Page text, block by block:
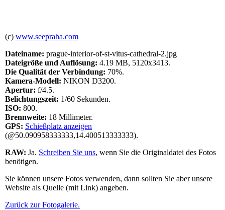
(c) www.seepraha.com
Dateiname: prague-interior-of-st-vitus-cathedral-2.jpg
Dateigröße und Auflösung: 4.19 MB, 5120x3413.
Die Qualität der Verbindung: 70%.
Kamera-Modell: NIKON D3200.
Apertur: f/4.5.
Belichtungszeit: 1/60 Sekunden.
ISO: 800.
Brennweite: 18 Millimeter.
GPS: Schießplatz anzeigen
(@50.090958333333,14.400513333333).
RAW: Ja. Schreiben Sie uns, wenn Sie die Originaldatei des Fotos
benötigen.
Sie können unsere Fotos verwenden, dann sollten Sie aber unsere
Website als Quelle (mit Link) angeben.
Zurück zur Fotogalerie.